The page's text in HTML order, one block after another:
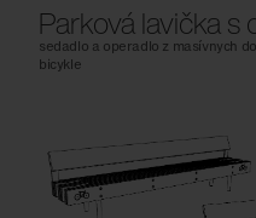
Parková lavička
sedadlo a operadlo z masívnych
bicykle